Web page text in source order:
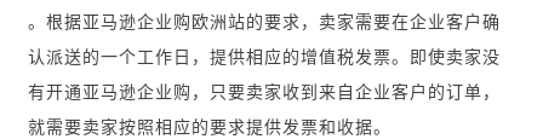
。根据亚马逊企业购欧洲站的要求，卖家需要在企业客户确
认派送的一个工作日，提供相应的增值税发票。即使卖家没
有开通亚马逊企业购，只要卖家收到来自企业客户的订单，
就需要卖家按照相应的要求提供发票和收据。